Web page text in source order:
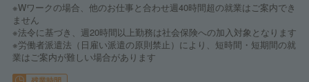
※Wワークの場合、他のお仕事と合わせ週40時間超の就業はご案内でき
ません
※法令に基づき、週20時間以上勤務は社会保険への加入対象となります
※労働者派遣法（日雇い派遣の原則禁止）により、短時間・短期間の就
業はご案内が難しい場合があります